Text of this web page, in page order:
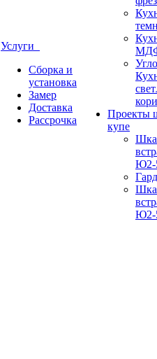
Услуги
Сборка и
установка
Замер
Доставка
Рассрочка
МДФ
Проекты
купе
Ю2-
Ю2-